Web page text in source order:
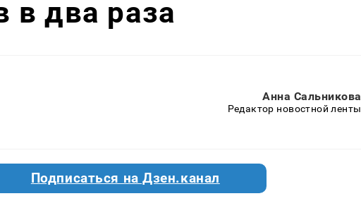
в два раза
Анна Сальникова
Редактор новостной ленты
Подписаться на Дзен.канал